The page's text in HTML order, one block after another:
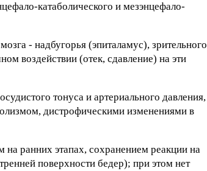
катаболического и мезэнцефало-
- надбугорья (эпиталамус), зрительного
воздействии (отек, сдавление) на эти
тонуса и артериального давления,
дистрофическими изменениями в
ранних этапах, сохранением реакции на
поверхности бедер); при этом нет